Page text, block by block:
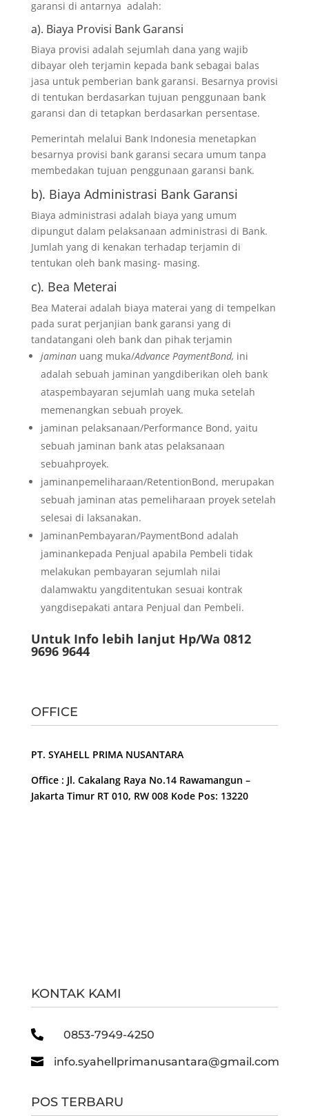
garansi di antarnya adalah:
a). Biaya Provisi Bank Garansi
Biaya provisi adalah sejumlah dana yang wajib
dibayar oleh terjamin kepada bank sebagai balas
jasa untuk pemberian bank garansi. Besarnya provisi
di tentukan berdasarkan tujuan penggunaan bank
garansi dan di tetapkan berdasarkan persentase.
Pemerintah melalui Bank Indonesia menetapkan
besarnya provisi bank garansi secara umum tanpa
membedakan tujuan penggunaan garansi bank.
b). Biaya Administrasi Bank Garansi
Biaya administrasi adalah biaya yang umum
dipungut dalam pelaksanaan administrasi di Bank.
Jumlah yang di kenakan terhadap terjamin di
tentukan oleh bank masing- masing.
c). Bea Meterai
Bea Materai adalah biaya materai yang di tempelkan
pada surat perjanjian bank garansi yang di
tandatangani oleh bank dan pihak terjamin
jaminan uang muka/Advance PaymentBond, ini
adalah sebuah jaminan yangdiberikan oleh bank
ataspembayaran sejumlah uang muka setelah
memenangkan sebuah proyek.
jaminan pelaksanaan/Performance Bond, yaitu
sebuah jaminan bank atas pelaksanaan
sebuahproyek.
jaminanpemeliharaan/RetentionBond, merupakan
sebuah jaminan atas pemeliharaan proyek setelah
selesai di laksanakan.
JaminanPembayaran/PaymentBond adalah
jaminankepada Penjual apabila Pembeli tidak
melakukan pembayaran sejumlah nilai
dalamwaktu yangditentukan sesuai kontrak
yangdisepakati antara Penjual dan Pembeli.
Untuk Info lebih lanjut Hp/Wa 0812
9696 9644
OFFICE
PT. SYAHELL PRIMA NUSANTARA
Office : Jl. Cakalang Raya No.14 Rawamangun –
Jakarta Timur RT 010, RW 008 Kode Pos: 13220
KONTAK KAMI
 0853-7949-4250
 info.syahellprimanusantara@gmail.com
POS TERBARU